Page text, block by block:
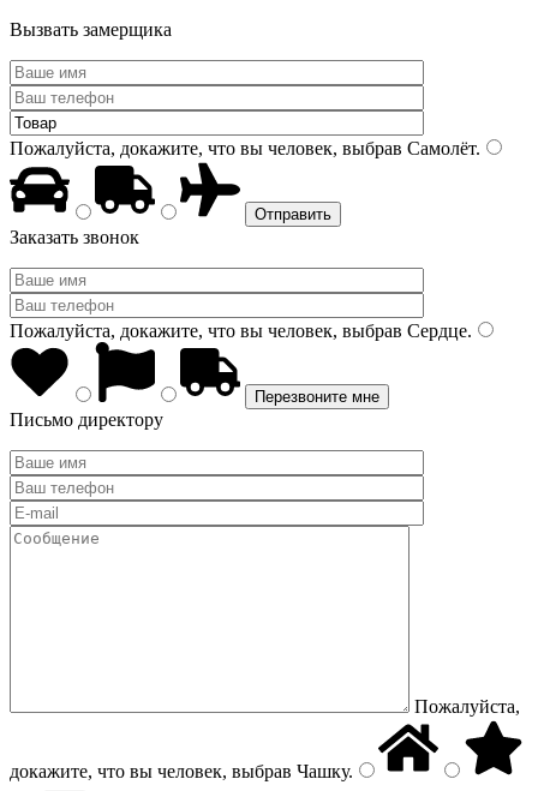
Вызвать замерщика
Пожалуйста, докажите, что вы человек, выбрав Самолёт.
Заказать звонок
Пожалуйста, докажите, что вы человек, выбрав Сердце.
Письмо директору
Пожалуйста,
докажите, что вы человек, выбрав Чашку.